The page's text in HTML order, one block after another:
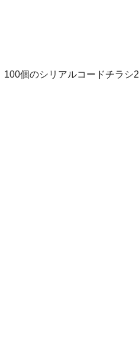
個のシリアルコードチラシ2